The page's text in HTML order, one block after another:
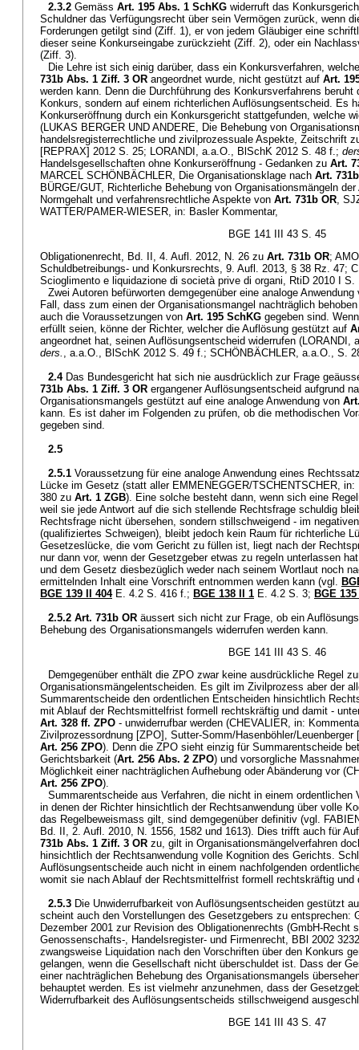
2.3.2 Gemäss Art. 195 Abs. 1 SchKG widerruft das
Schuldner das Verfügungsrecht über sein Vermögen zurück, wenn
Forderungen getilgt sind (Ziff. 1), er von jedem Gläubiger eine
dieser seine Konkurseingabe zurückzieht (Ziff. 2), oder ein
(Ziff. 3).
Die Lehre ist sich einig darüber, dass ein Konkursverfahren,
731b Abs. 1 Ziff. 3 OR angeordnet wurde, nicht gestützt auf Art.
werden kann. Denn die Durchführung des Konkursverfahrens
Konkurs, sondern auf einem richterlichen Auflösungsentscheid. Es
Konkurseröffnung durch ein Konkursgericht stattgefunden, welche
(LUKAS BERGER UND ANDERE, Die Behebung von
handelsregisterrechtliche und zivilprozessuale Aspekte, Zeitschrift
[REPRAX] 2012 S. 25; LORANDI, a.a.O., BlSchK 2012 S. 48 f.;
Handelsgesellschaften ohne Konkurseröffnung - Gedanken zu Art.
MARCEL SCHÖNBÄCHLER, Die Organisationsklage nach Art.
BÜRGE/GUT, Richterliche Behebung von Organisationsmängeln
Normgehalt und verfahrensrechtliche Aspekte von Art. 731b OR,
WATTER/PAMER-WIESER, in: Basler Kommentar,
BGE 141 III 43 S. 45
Obligationenrecht, Bd. II, 4. Aufl. 2012, N. 26 zu Art. 731b OR;
Schuldbetreibungs- und Konkursrechts, 9. Aufl. 2013, § 38 Rz. 47;
Scioglimento e liquidazione di società prive di organi, RtiD 2010 I S.
Zwei Autoren befürworten demgegenüber eine analoge
Fall, dass zum einen der Organisationsmangel nachträglich
auch die Voraussetzungen von Art. 195 SchKG gegeben sind.
erfüllt seien, könne der Richter, welcher die Auflösung gestützt auf
angeordnet hat, seinen Auflösungsentscheid widerrufen (LORANDI,
ders. , a.a.O., BlSchK 2012 S. 49 f.; SCHÖNBÄCHLER, a.a.O., S.
2.4 Das Bundesgericht hat sich nie ausdrücklich zur Frage
731b Abs. 1 Ziff. 3 OR ergangener Auflösungsentscheid aufgrund
Organisationsmangels gestützt auf eine analoge Anwendung von
kann. Es ist daher im Folgenden zu prüfen, ob die methodischen
gegeben sind.
2.5
2.5.1 Voraussetzung für eine analoge Anwendung eines
Lücke im Gesetz (statt aller EMMENEGGER/TSCHENTSCHER, in:
380 zu Art. 1 ZGB). Eine solche besteht dann, wenn sich eine
weil sie jede Antwort auf die sich stellende Rechtsfrage schuldig
Rechtsfrage nicht übersehen, sondern stillschweigend - im
(qualifiziertes Schweigen), bleibt jedoch kein Raum für richterliche
Gesetzeslücke, die vom Gericht zu füllen ist, liegt nach der
nur dann vor, wenn der Gesetzgeber etwas zu regeln unterlassen
und dem Gesetz diesbezüglich weder nach seinem Wortlaut noch
ermittelnden Inhalt eine Vorschrift entnommen werden kann (vgl.
BGE 139 II 404E. 4.2 S. 416 f.; BGE 138 II 1 E. 4.2 S. 3; BGE
2.5.2 Art. 731b OR äussert sich nicht zur Frage, ob ein
Behebung des Organisationsmangels widerrufen werden kann.
BGE 141 III 43 S. 46
Demgegenüber enthält die ZPO zwar keine ausdrückliche Regel
Organisationsmängelentscheiden. Es gilt im Zivilprozess aber der
Summarentscheide den ordentlichen Entscheiden hinsichtlich
mit Ablauf der Rechtsmittelfrist formell rechtskräftig und damit -
Art. 328 ff. ZPO - unwiderrufbar werden (CHEVALIER, in:
Zivilprozessordnung [ZPO], Sutter-Somm/Hasenböhler/
Art. 256 ZPO). Denn die ZPO sieht einzig für Summarentscheide
Gerichtsbarkeit (Art. 256 Abs. 2 ZPO) und vorsorgliche
Möglichkeit einer nachträglichen Aufhebung oder Abänderung vor
Art. 256 ZPO).
Summarentscheide aus Verfahren, die nicht in einem ordentlichen
in denen der Richter hinsichtlich der Rechtsanwendung über volle
das Regelbeweismass gilt, sind demgegenüber definitiv (vgl.
Bd. II, 2. Aufl. 2010, N. 1556, 1582 und 1613). Dies trifft auch für
731b Abs. 1 Ziff. 3 OR zu, gilt in Organisationsmängelverfahren
hinsichtlich der Rechtsanwendung volle Kognition des Gerichts.
Auflösungsentscheide auch nicht in einem nachfolgenden
womit sie nach Ablauf der Rechtsmittelfrist formell rechtskräftig und
2.5.3 Die Unwiderrufbarkeit von Auflösungsentscheiden gestützt
scheint auch den Vorstellungen des Gesetzgebers zu entsprechen:
Dezember 2001 zur Revision des Obligationenrechts (GmbH-Recht
Genossenschafts-, Handelsregister- und Firmenrecht, BBl 2002
zwangsweise Liquidation nach den Vorschriften über den Konkurs
gelangen, wenn die Gesellschaft nicht überschuldet ist. Dass der
einer nachträglichen Behebung des Organisationsmangels
behauptet werden. Es ist vielmehr anzunehmen, dass der
Widerrufbarkeit des Auflösungsentscheids stillschweigend
BGE 141 III 43 S. 47